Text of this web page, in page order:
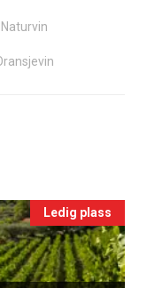
Naturvin
Ledig plass